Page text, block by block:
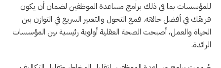
للمؤسسات بما في ذلك برامج مساعدة الموظفين لضمان أن يكون
فريقك في أفضل حالاته. فمع التحول والتغيير السريع في التوازن بين
الحياة والعمل، أصبحت الصحة العقلية أولوية رئيسية بين المؤسسات
الرائدة.